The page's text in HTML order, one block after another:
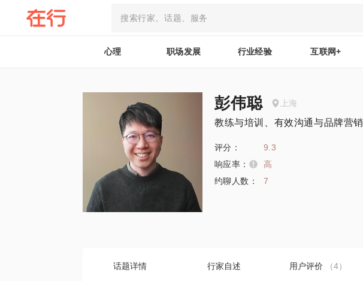
心理 职场发展 行业经验 互联网+
彭伟聪 上海
教练与培训、有效沟通与品牌营销
评分：
9.3
响应率：
高
约聊人数：
7
话题详情 行家自述 用户评价 （4）